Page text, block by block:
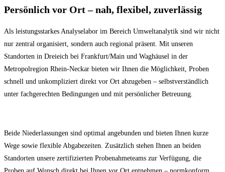
Persönlich vor Ort – nah, flexibel, zuverlässig
Als leistungsstarkes Analyselabor im Bereich Umweltanalytik sind wir nicht
nur zentral organisiert, sondern auch regional präsent. Mit unseren
Standorten in Dreieich bei Frankfurt/Main und Waghäusel in der
Metropolregion Rhein-Neckar bieten wir Ihnen die Möglichkeit, Proben
schnell und unkompliziert direkt vor Ort abzugeben – selbstverständlich
unter fachgerechten Bedingungen und mit persönlicher Betreuung.
Beide Niederlassungen sind optimal angebunden und bieten Ihnen kurze
Wege sowie flexible Abgabezeiten. Zusätzlich stehen Ihnen an beiden
Standorten unsere zertifizierten Probenahmeteams zur Verfügung, die